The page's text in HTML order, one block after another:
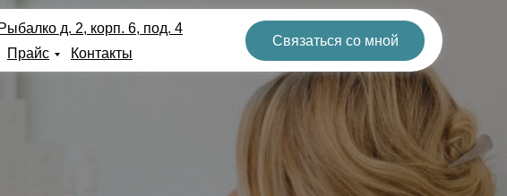
Прайс Контакты
Связаться со мной
д. 2, корп. 6, под. 4